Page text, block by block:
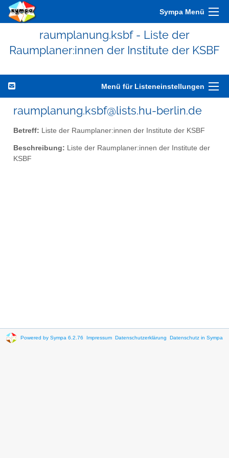
Sympa Menü
raumplanung.ksbf - Liste der
Raumplaner:innen der Institute der KSBF
Menü für Listeneinstellungen
raumplanung.ksbf@lists.hu-berlin.de
Betreff: Liste der Raumplaner:innen der Institute der KSBF
Beschreibung: Liste der Raumplaner:innen der Institute der
KSBF
Powered by Sympa 6.2.76 Impressum Datenschutzerklärung Datenschutz in Sympa